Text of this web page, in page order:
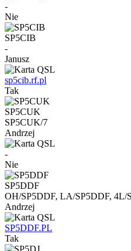
-
Nie
SP5CIB
-
Janusz
sp5cib.rf.pl
Tak
SP5CUK
SP5CUK/7
Andrzej
-
Nie
SP5DDF
OH/SP5DDF, LA/SP5DDF, 4L/
Andrzej
SP5DDF.PL
Tak